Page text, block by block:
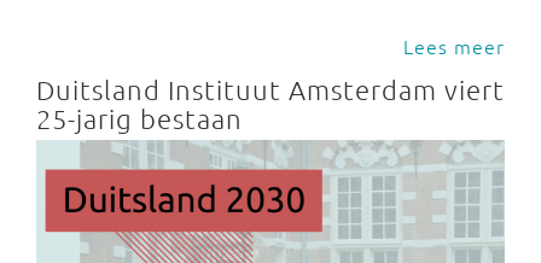
Lees meer
Duitsland Instituut Amsterdam viert
25-jarig bestaan